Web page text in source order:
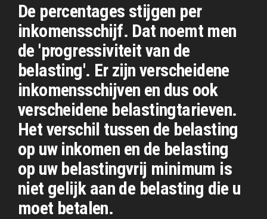
De percentages stijgen per
inkomensschijf. Dat noemt men
de 'progressiviteit van de
belasting'. Er zijn verscheidene
inkomensschijven en dus ook
verscheidene belastingtarieven.
Het verschil tussen de belasting
op uw inkomen en de belasting
op uw belastingvrij minimum is
niet gelijk aan de belasting die u
moet betalen.